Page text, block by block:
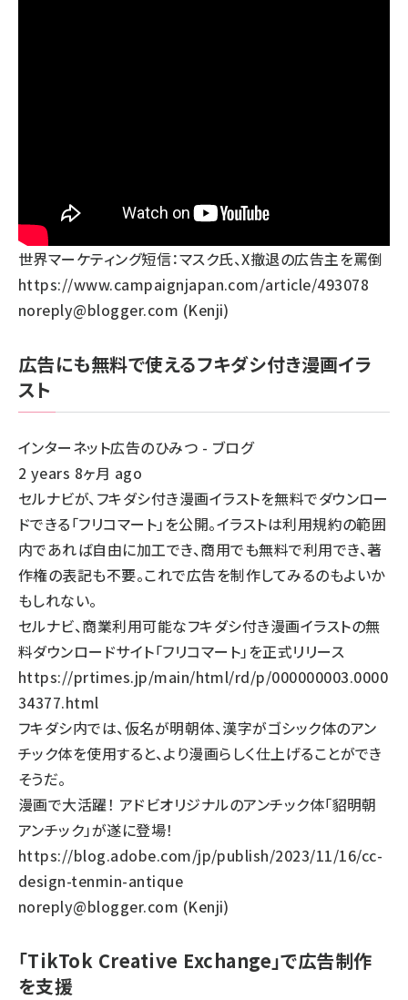
世界マーケティング短信：マスク氏、X撤退の広告主を罵倒
https://www.campaignjapan.com/article/493078
noreply@blogger.com (Kenji)
広告にも無料で使えるフキダシ付き漫画イラ
スト
インターネット広告のひみつ - ブログ
2 years 8ヶ月 ago
セルナビが、フキダシ付き漫画イラストを無料でダウンロー
ドできる「フリコマート」を公開。イラストは利用規約の範囲
内であれば自由に加工でき、商用でも無料で利用でき、著
作権の表記も不要。これで広告を制作してみるのもよいか
もしれない。
セルナビ、商業利用可能なフキダシ付き漫画イラストの無
料ダウンロードサイト「フリコマート」を正式リリース
https://prtimes.jp/main/html/rd/p/000000003.0000
34377.html
フキダシ内では、仮名が明朝体、漢字がゴシック体のアン
チック体を使用すると、より漫画らしく仕上げることができ
そうだ。
漫画で大活躍！ アドビオリジナルのアンチック体「貂明朝
アンチック」が遂に登場！
https://blog.adobe.com/jp/publish/2023/11/16/cc-
design-tenmin-antique
noreply@blogger.com (Kenji)
「TikTok Creative Exchange」で広告制作
を支援